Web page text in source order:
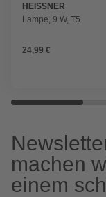
HEISSNER
Lampe, 9 W, T5
24,99 €
machen
einem